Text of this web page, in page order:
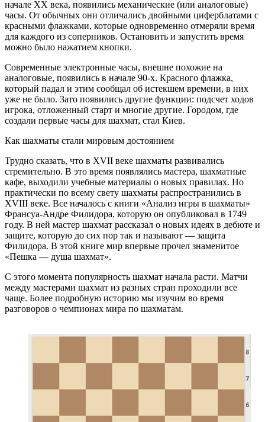
начале XX века, появились механические (или аналоговые)
часы. От обычных они отличались двойными циферблатами с
красными флажками, которые одновременно отмеряли время
для каждого из соперников. Остановить и запустить время
можно было нажатием кнопки.
Современные электронные часы, внешне похожие на
аналоговые, появились в начале 90-х. Красного флажка,
который падал и этим сообщал об истекшем времени, в них
уже не было. Зато появились другие функции: подсчет ходов
игрока, отложенный старт и многие другие. Городом, где
создали первые часы для шахмат, стал Киев.
Как шахматы стали мировым достоянием
Трудно сказать, что в XVII веке шахматы развивались
стремительно. В это время появлялись мастера, шахматные
кафе, выходили учебные материалы о новых правилах. Но
практически по всему свету шахматы распространились в
XVIII веке. Все началось с книги «Анализ игры в шахматы»
Франсуа-Андре Филидора, которую он опубликовал в 1749
году. В ней мастер шахмат рассказал о новых идеях в дебюте и
защите, которую до сих пор так и называют — защита
Филидора. В этой книге мир впервые прочел знаменитое
«Пешка — душа шахмат».
С этого момента популярность шахмат начала расти. Матчи
между мастерами шахмат из разных стран проходили все
чаще. Более подробную историю мы изучим во время
разговоров о чемпионах мира по шахматам.